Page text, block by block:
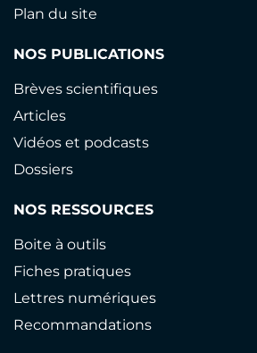
Plan du site
NOS PUBLICATIONS
Brèves scientifiques
Articles
Vidéos et podcasts
Dossiers
NOS RESSOURCES
Boite à outils
Fiches pratiques
Lettres numériques
Recommandations